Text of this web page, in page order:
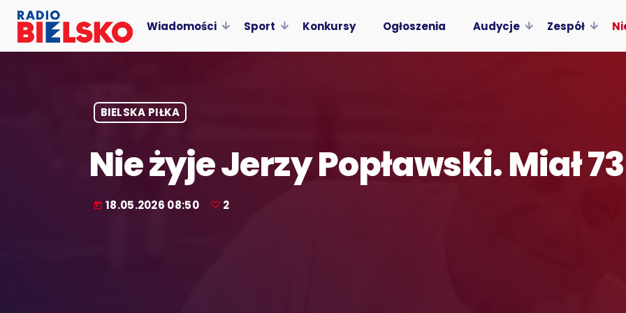
Wiadomości Sport Konkursy Ogłoszenia Audycje Zespół
BIELSKA PIŁKA
Nie żyje Jerzy Popławski. Miał
today 18.05.2026 08:50 2